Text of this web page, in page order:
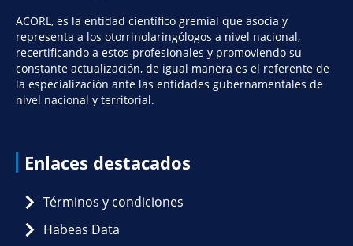
ACORL, es la entidad científico gremial que asocia y
representa a los otorrinolaringólogos a nivel nacional,
recertificando a estos profesionales y promoviendo su
constante actualización, de igual manera es el referente de
la especialización ante las entidades gubernamentales de
nivel nacional y territorial.
Enlaces destacados
Términos y condiciones
Habeas Data